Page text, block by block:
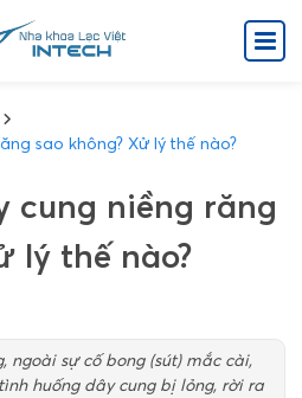
sao không? Xử lý thế nào?
cung niềng răng
lý thế nào?
ngoài sự cố bong (sút) mắc cài,
huống dây cung bị lỏng, rời ra